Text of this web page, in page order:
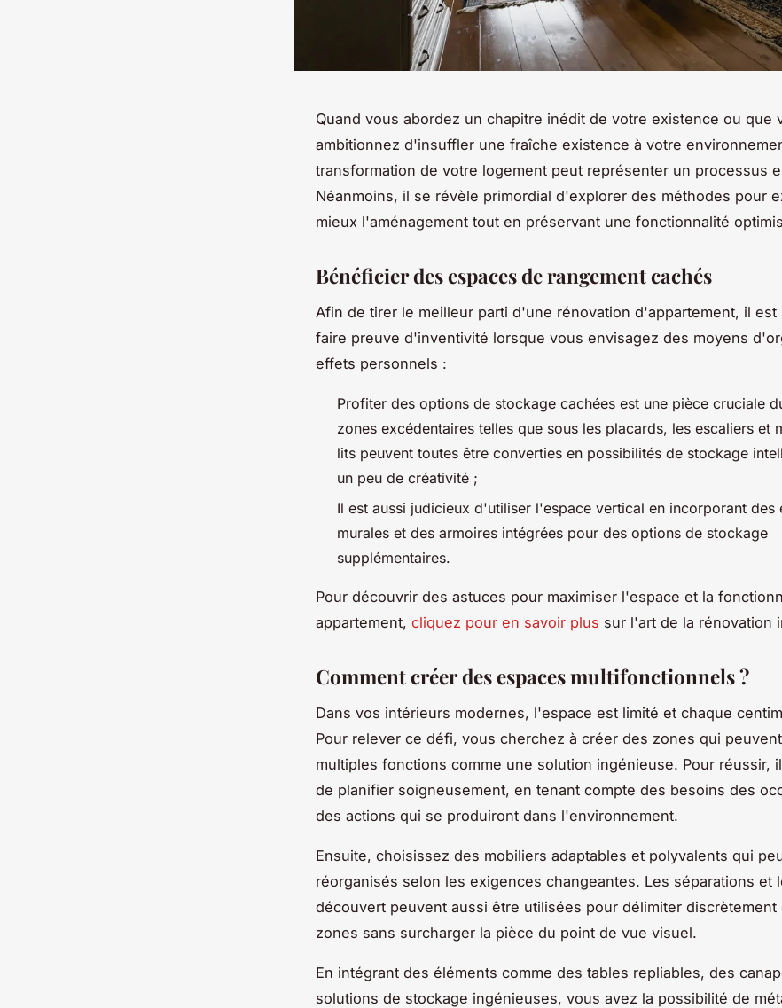
Quand vous abordez un chapitre inédit de votre existence ou que
ambitionnez d'insuffler une fraîche existence à votre
transformation de votre logement peut représenter un processus
Néanmoins, il se révèle primordial d'explorer des méthodes pour
mieux l'aménagement tout en préservant une fonctionnalité
Bénéficier des espaces de rangement cachés
Afin de tirer le meilleur parti d'une rénovation d'appartement, il est
faire preuve d'inventivité lorsque vous envisagez des moyens
effets personnels :
Profiter des options de stockage cachées est une pièce cruciale
zones excédentaires telles que sous les placards, les escaliers et
lits peuvent toutes être converties en possibilités de stockage
un peu de créativité ;
Il est aussi judicieux d'utiliser l'espace vertical en incorporant des
murales et des armoires intégrées pour des options de stockage
supplémentaires.
Pour découvrir des astuces pour maximiser l'espace et la
appartement, cliquez pour en savoir plus sur l'art de la rénovation
Comment créer des espaces multifonctionnels ?
Dans vos intérieurs modernes, l'espace est limité et chaque
Pour relever ce défi, vous cherchez à créer des zones qui
multiples fonctions comme une solution ingénieuse. Pour réussir,
de planifier soigneusement, en tenant compte des besoins des
des actions qui se produiront dans l'environnement.
Ensuite, choisissez des mobiliers adaptables et polyvalents qui
réorganisés selon les exigences changeantes. Les séparations et
découvert peuvent aussi être utilisées pour délimiter discrètement
zones sans surcharger la pièce du point de vue visuel.
En intégrant des éléments comme des tables repliables, des
solutions de stockage ingénieuses, vous avez la possibilité de